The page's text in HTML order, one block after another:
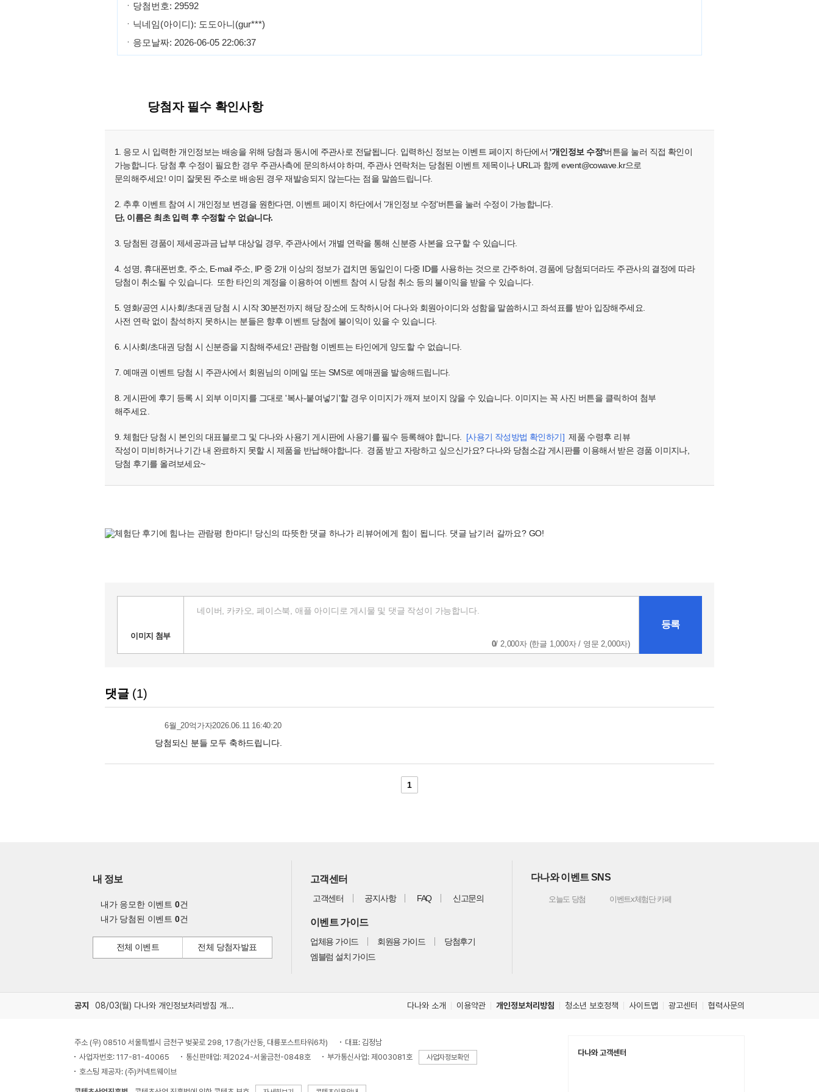
ㆍ당첨번호: 29592
ㆍ닉네임(아이디): 도도아니(gur***)
ㆍ응모날짜: 2026-06-05 22:06:37
당첨자 필수 확인사항
1. 응모 시 입력한 개인정보는 배송을 위해 당첨과 동시에 주관사로 전달됩니다. 입력하신 정보는 이벤트 페이지 하단에서'개인정보 수정'버튼을 눌러 직접 확인이
가능합니다. 당첨 후 수정이 필요한 경우 주관사측에 문의하셔야 하며, 주관사 연락처는 당첨된 이벤트 제목이나 URL과 함께 event@cowave.kr으로
문의해주세요! 이미 잘못된 주소로 배송된 경우 재발송되지 않는다는 점을 말씀드립니다.
2. 추후 이벤트 참여 시 개인정보 변경을 원한다면, 이벤트 페이지 하단에서 '개인정보 수정'버튼을 눌러 수정이 가능합니다.
단, 이름은 최초 입력 후 수정할 수 없습니다.
3. 당첨된 경품이 제세공과금 납부 대상일 경우, 주관사에서 개별 연락을 통해 신분증 사본을 요구할 수 있습니다.
4. 성명, 휴대폰번호, 주소, E-mail 주소, IP 중 2개 이상의 정보가 겹치면 동일인이 다중 ID를 사용하는 것으로 간주하여, 경품에 당첨되더라도 주관사의 결정에 따라
당첨이 취소될 수 있습니다. 또한 타인의 계정을 이용하여 이벤트 참여 시 당첨 취소 등의 불이익을 받을 수 있습니다.
5. 영화/공연 시사회/초대권 당첨 시 시작 30분전까지 해당 장소에 도착하시어 다나와 회원아이디와 성함을 말씀하시고 좌석표를 받아 입장해주세요.
사전 연락 없이 참석하지 못하시는 분들은 향후 이벤트 당첨에 불이익이 있을 수 있습니다.
6. 시사회/초대권 당첨 시 신분증을 지참해주세요! 관람형 이벤트는 타인에게 양도할 수 없습니다.
7. 예매권 이벤트 당첨 시 주관사에서 회원님의 이메일 또는 SMS로 예매권을 발송해드립니다.
8. 게시판에 후기 등록 시 외부 이미지를 그대로 '복사-붙여넣기'할 경우 이미지가 깨져 보이지 않을 수 있습니다. 이미지는 꼭 사진 버튼을 클릭하여 첨부
해주세요.
9. 체험단 당첨 시 본인의 대표블로그 및 다나와 사용기 게시판에 사용기를 필수 등록해야 합니다. [사용기 작성방법 확인하기] 제품 수령후 리뷰
작성이 미비하거나 기간 내 완료하지 못할 시 제품을 반납해야합니다. 경품 받고 자랑하고 싶으신가요? 다나와 당첨소감 게시판를 이용해서 받은 경품 이미지나,
당첨 후기를 올려보세요~
0/ 2,000자 (한글 1,000자 / 영문 2,000자)
이미지 첨부
등록
댓글 1
6월_20억가자2026.06.11 16:40:20
당첨되신 분들 모두 축하드립니다.
1
내 정보
내가 응모한 이벤트 0건
내가 당첨된 이벤트 0건
전체 이벤트 전체 당첨자발표
고객센터
고객센터 공지사항 FAQ 신고문의
이벤트 가이드
업체용 가이드 회원용 가이드
당첨후기
엠블럼 설치 가이드
다나와 이벤트 SNS
오늘도 당첨 이벤트x체험단 카페
공지 08/03(월) 다나와 개인정보처리방침 개정 안내 다나와 소개 이용약관 개인정보처리방침 청소년 보호정책 사이트맵 광고센터 협력사문의
주소 (우) 08510 서울특별시 금천구 벚꽃로 298, 17층(가산동, 대륭포스트타워6차)
대표: 김정남
사업자번호: 117-81-40065
통신판매업: 제2024-서울금천-0848호 부가통신사업: 제003081호 사업자정보확인
호스팅 제공자: (주)커넥트웨이브
다나와 고객센터